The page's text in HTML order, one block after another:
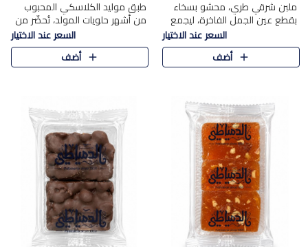
ملبن شرقي طري، محشو بسخاء
بقطع عين الجمل الفاخرة، ليجمع
بين القوام الناعم وقرمشة الجوز
في مذاق شرقي أصيل.
السعر عند الاختيار
أضف
طبق موليد الكلاسكي المحبوب
من أشهر حلويات المولد، تُحضّر من
فول سوداني محمص بعناية
ومغلف بطبقة رقيقة من السكر
المكرمل، لتمنحك قرمشة أصيلة
السعر عند الاختيار
أضف